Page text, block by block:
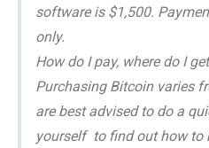
software is $1,500.
only.
How do I pay, where do I
Purchasing Bitcoin varies
are best advised to do a
yourself to find out how to